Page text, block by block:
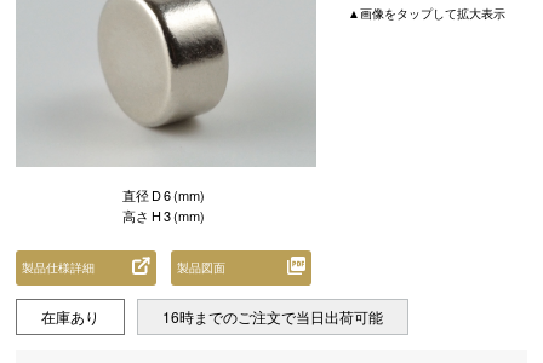
▲画像をタップして拡大表示
直径D6(mm)
高さ H3(mm)
製品仕様詳細 製品図面
在庫あり 16時までのご注文で当日出荷可能